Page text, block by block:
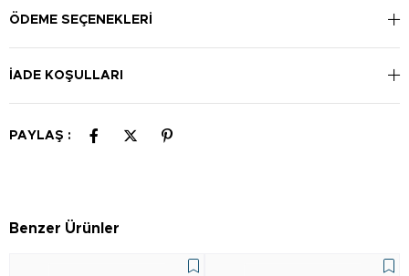
ÖDEME SEÇENEKLERI
İADE KOŞULLARI
PAYLAŞ :
Benzer Ürünler